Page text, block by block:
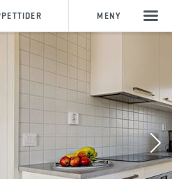
SKIPASS
: 0928-40 000
MENY